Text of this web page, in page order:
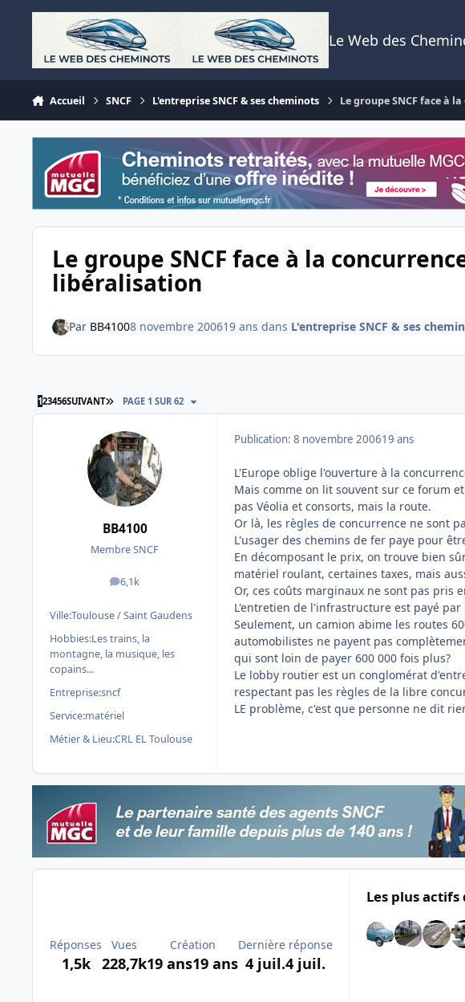
Aller au contenu
Le Web des
Accueil SNCF L'entreprise SNCF & ses cheminots Le groupe SNCF face à
Le groupe SNCF face à la
libéralisation
Par BB41008 novembre 200619 ans dans L'entreprise SNCF & ses
123456SUIVANT DERNIÈRE PAGE
PAGE 1 SUR 62
BB4100
Membre SNCF
6,1k
messages
Ville:Toulouse / Saint Gaudens
Hobbies:Les trains, la
montagne, la musique, les
copains...
Entreprise:sncf
Service:matériel
Métier & Lieu:CRL EL Toulouse
Publication: 8 novembre 200619 ans
L'Europe oblige l'ouverture à la
Mais comme on lit souvent sur ce forum
pas Véolia et consorts, mais la route.
Or là, les règles de concurrence ne sont
L'usager des chemins de fer paye pour
En décomposant le prix, on trouve bien
matériel roulant, certaines taxes, mais
Or, ces coûts marginaux ne sont pas pris
L'entretien de l'infrastructure est payé
Seulement, un camion abime les routes
automobilistes ne payent pas
qui sont loin de payer 600 000 fois plus?
Le lobby routier est un conglomérat
respectant pas les règles de la libre
LE problème, c'est que personne ne dit
Réponses
1,5k
Vues
228,7k
Création
19 ans19 ans
Dernière réponse
4 juil.4 juil.
Les plus actifs